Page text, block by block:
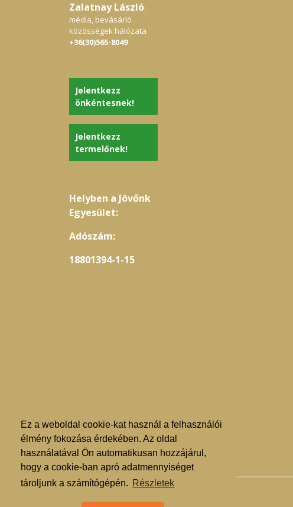
Ez a weboldal cookie-kat használ a felhasználói
élmény fokozása érdekében. Az oldal
használatával Ön automatikusan hozzájárul,
hogy a cookie-ban apró adatmennyiséget
tároljunk a számítógépén. Részletek
Zalatnay László:
média, bevásárló
közösségek hálózata
+36(30)565-8049
Jelentkezz
önkéntesnek!
Jelentkezz
termelőnek!
Helyben a Jövőnk
Egyesület:
Adószám:
18801394-1-15